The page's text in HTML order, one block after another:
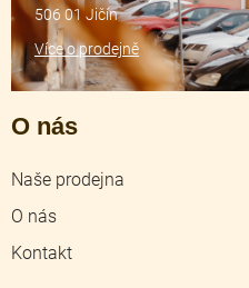
O nás
Naše prodejna
O nás
Kontakt
506 01 Jičín
Více o prodejně